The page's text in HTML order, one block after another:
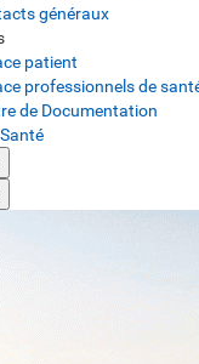
généraux
patient
professionnels de
de Documentation